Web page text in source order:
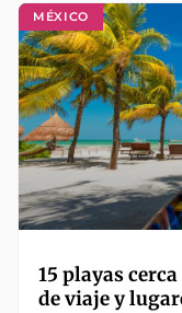
MÉXICO
15 playas
de viaje y